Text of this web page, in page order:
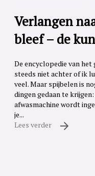
Verlangen
bleef – de
De encyclopedie van het
steeds niet achter of ik
veel. Maar spijbelen is
dingen gedaan te
afwasmachine wordt
je...
Lees verder